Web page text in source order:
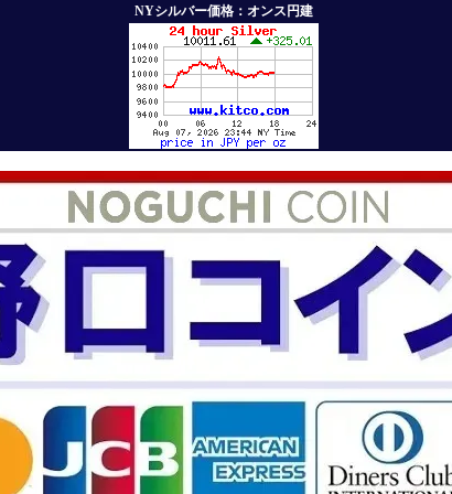
NYシルバー価格：オンス円建